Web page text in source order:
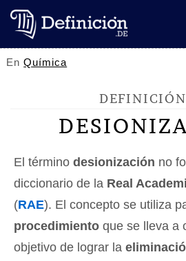
EnQuímica
El término desionización no
diccionario de la Real
(RAE). El concepto se utiliza
procedimiento que se lleva a
objetivo de lograr la